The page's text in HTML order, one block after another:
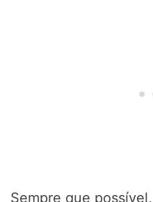
Sempre que